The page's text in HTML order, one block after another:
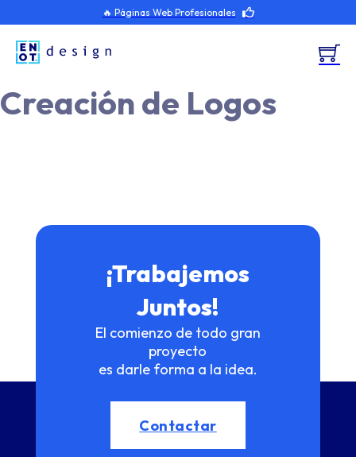
🔥 Páginas Web Profesionales
Creación de Logos
¡Trabajemos
Juntos!
El comienzo de todo gran
proyecto
es darle forma a la idea.
Contactar